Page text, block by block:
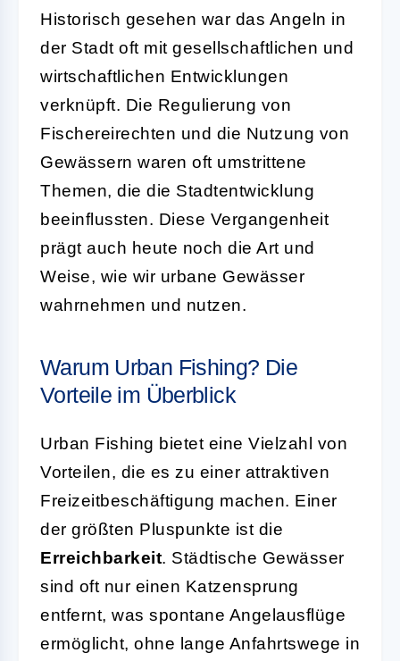
Historisch gesehen war das Angeln in
der Stadt oft mit gesellschaftlichen und
wirtschaftlichen Entwicklungen
verknüpft. Die Regulierung von
Fischereirechten und die Nutzung von
Gewässern waren oft umstrittene
Themen, die die Stadtentwicklung
beeinflussten. Diese Vergangenheit
prägt auch heute noch die Art und
Weise, wie wir urbane Gewässer
wahrnehmen und nutzen.
Warum Urban Fishing? Die
Vorteile im Überblick
Urban Fishing bietet eine Vielzahl von
Vorteilen, die es zu einer attraktiven
Freizeitbeschäftigung machen. Einer
der größten Pluspunkte ist die
Erreichbarkeit. Städtische Gewässer
sind oft nur einen Katzensprung
entfernt, was spontane Angelausflüge
ermöglicht, ohne lange Anfahrtswege in